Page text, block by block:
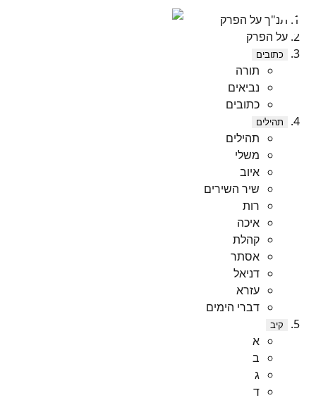
תנ"ך על הפרק
על הפרק
כתובים
תורה
נביאים
כתובים
תהילים
תהילים
משלי
איוב
שיר השירים
רות
איכה
קהלת
אסתר
דניאל
עזרא
דברי הימים
קיב
א
ב
ג
ד